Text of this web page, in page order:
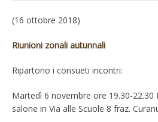
(16 ottobre 2018)
Riunioni zonali autunnali
Ripartono i consueti incontri:
Martedì 6 novembre ore 19.30-
salone in Via alle Scuole 8 fraz.